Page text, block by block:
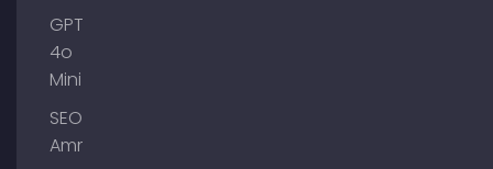
GPT-
4o
Mini
SEO
Ammersee